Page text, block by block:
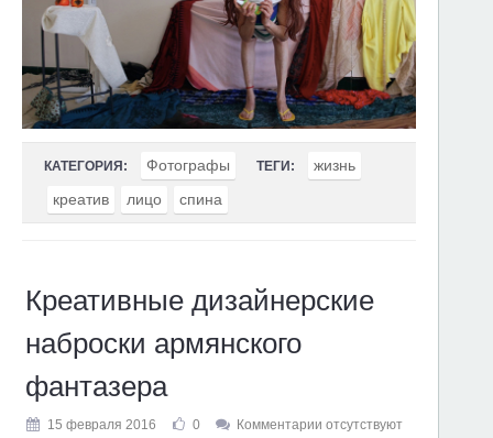
КАТЕГОРИЯ: Фотографы ТЕГИ:
жизнь
креатив
лицо спина
Креативные дизайнерские
наброски армянского
фантазера
15 февраля 2016 0
Комментарии отсутствуют